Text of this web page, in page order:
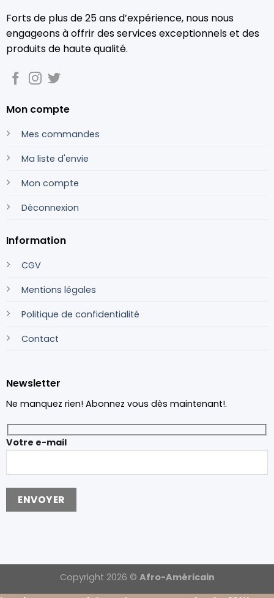
Forts de plus de 25 ans d’expérience, nous nous
engageons à offrir des services exceptionnels et des
produits de haute qualité.
Mon compte
Mes commandes
Ma liste d'envie
Mon compte
Déconnexion
Information
CGV
Mentions légales
Politique de confidentialité
Contact
Newsletter
Ne manquez rien! Abonnez vous dès maintenant!.
Votre e-mail
Copyright 2026 © Afro-Américain